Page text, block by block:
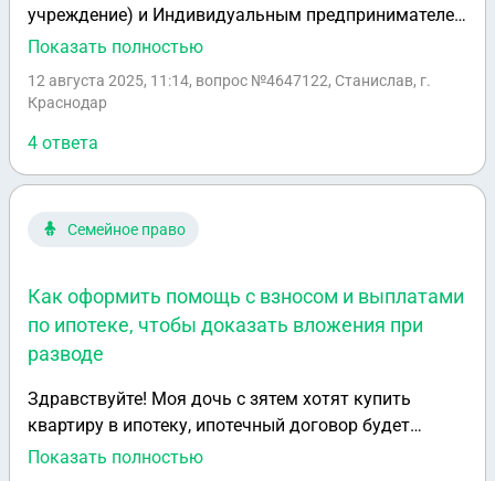
учреждение) и Индивидуальным предпринимателем
заключен государственный контракт на поставку
дважды с момента заключения контракта (от
заявки на поставку товара с установлением срока
их поставки. Однако до настоящего времени
поставлен. Все попытки Заказчика дозвониться до
случае? Направлять в адрес Поставщика
письменную претензию? На какие статьи
Гражданского кодекса ссылаться Заказчику?
Показать полностью
12 августа 2025, 11:14, вопрос №4647122, Cтанислав, г.
Краснодар
4 ответа
Семейное право
Как оформить помощь с взносом и выплатами
по ипотеке, чтобы доказать вложения при
разводе
Здравствуйте! Моя дочь с зятем хотят купить
квартиру в ипотеку, ипотечный договор будет
оформлен на дочь, зять не будет являться
Показать полностью